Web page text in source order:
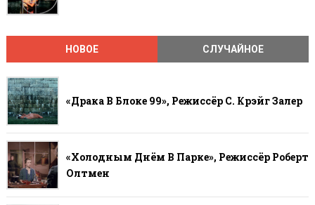
НОВОЕ СЛУЧАЙНОЕ
«Драка В Блоке 99», Режиссёр С. Крэйг Залер
«Холодным Днём В Парке», Режиссёр Роберт
Олтмен